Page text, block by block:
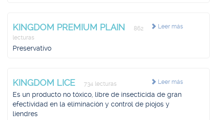
Leer más
KINGDOM PREMIUM PLAIN
862
lecturas
Preservativo
Leer más
KINGDOM LICE 734 lecturas
Es un producto no tóxico, libre de insecticida de gran
efectividad en la eliminación y control de piojos y
liendres